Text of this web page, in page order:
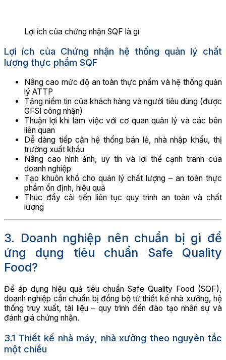
Lợi ích của chứng nhận SQF là gì
Lợi ích của Chứng nhận hệ thống quản lý chất
lượng thực phẩm SQF
Nâng cao mức độ an toàn thực phẩm và hệ thống quản
lý ATTP
Tăng niềm tin của khách hàng và người tiêu dùng (được
GFSI công nhận)
Thuận lợi khi làm việc với cơ quan quản lý và các bên
liên quan
Dễ dàng tiếp cận hệ thống bán lẻ, nhà nhập khẩu, thị
trường xuất khẩu
Nâng cao hình ảnh, uy tín và lợi thế cạnh tranh của
doanh nghiệp
Tạo khuôn khổ cho quản lý chất lượng – an toàn thực
phẩm ổn định, hiệu quả
Thúc đẩy cải tiến liên tục quy trình an toàn và chất
lượng
3. Doanh nghiệp nên chuẩn bị gì để
ứng dụng tiêu chuẩn Safe Quality
Food?
Để áp dụng hiệu quả tiêu chuẩn Safe Quality Food (SQF),
doanh nghiệp cần chuẩn bị đồng bộ từ thiết kế nhà xưởng, hệ
thống truy xuất, tài liệu – quy trình đến đào tạo nhân sự và
đánh giá chứng nhận.
3.1 Thiết kế nhà máy, nhà xưởng theo nguyên tắc
một chiều